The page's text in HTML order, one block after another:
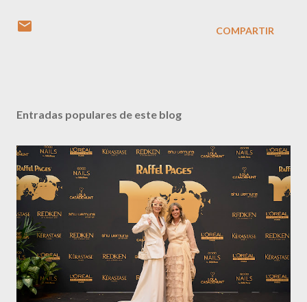
COMPARTIR
Entradas populares de este blog